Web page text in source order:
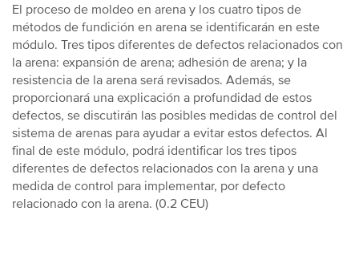
El proceso de moldeo en arena y los cuatro tipos de
métodos de fundición en arena se identificarán en este
módulo. Tres tipos diferentes de defectos relacionados con
la arena: expansión de arena; adhesión de arena; y la
resistencia de la arena será revisados. Además, se
proporcionará una explicación a profundidad de estos
defectos, se discutirán las posibles medidas de control del
sistema de arenas para ayudar a evitar estos defectos. Al
final de este módulo, podrá identificar los tres tipos
diferentes de defectos relacionados con la arena y una
medida de control para implementar, por defecto
relacionado con la arena. (0.2 CEU)